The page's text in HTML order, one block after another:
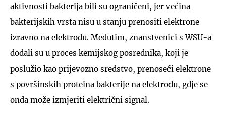
aktivnosti bakterija bili su ograničeni, jer većina
bakterijskih vrsta nisu u stanju prenositi elektrone
izravno na elektrodu. Međutim, znanstvenici s WSU-a
dodali su u proces kemijskog posrednika, koji je
poslužio kao prijevozno sredstvo, prenoseći elektrone
s površinskih proteina bakterije na elektrodu, gdje se
onda može izmjeriti električni signal.